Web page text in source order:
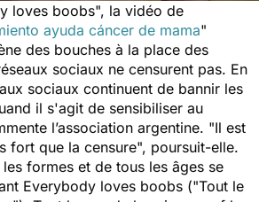
loves boobs", la vidéo de
ayuda cáncer de mama"
des bouches à la place des
sociaux ne censurent pas. En
sociaux continuent de bannir les
il s'agit de sensibiliser au
l’association argentine. "Il est
fort que la censure", poursuit-elle.
formes et de tous les âges se
Everybody loves boobs ("Tout le